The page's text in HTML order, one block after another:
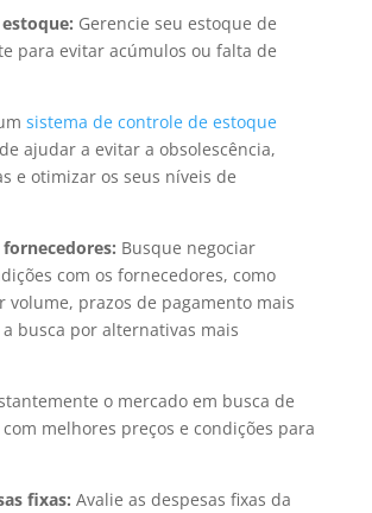
Gerencie seu estoque de
para evitar acúmulos ou falta de
sistema de controle de estoque
ajudar a evitar a obsolescência,
e otimizar os seus níveis de
Busque negociar
com os fornecedores, como
volume, prazos de pagamento mais
busca por alternativas mais
o mercado em busca de
melhores preços e condições para
fixas: Avalie as despesas fixas da